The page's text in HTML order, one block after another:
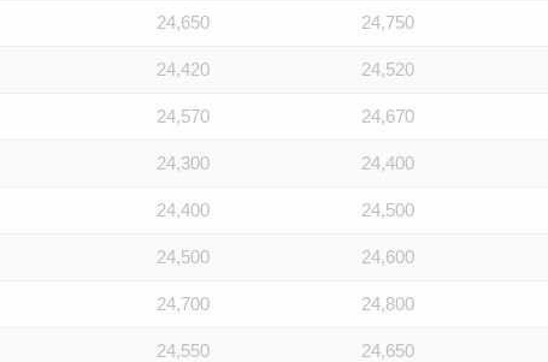
24,650 24,750
24,420 24,520
24,570 24,670
24,300 24,400
24,400 24,500
24,500 24,600
24,700 24,800
24,550 24,650